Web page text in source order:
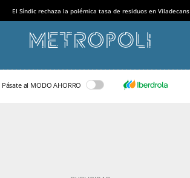
El Síndic rechaza la polémica tasa de residuos en Viladecans
Pásate al MODO AHORRO